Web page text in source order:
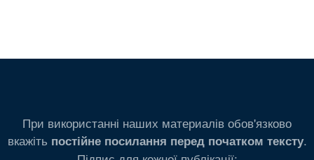
При використанні наших материалів обов'язково
вкажіть постійне посилання перед початком тексту.